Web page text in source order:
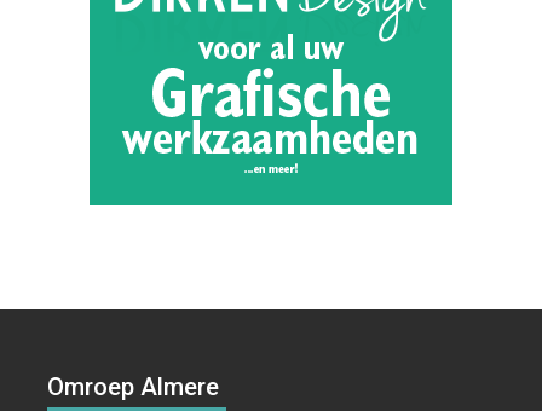
Omroep Almere